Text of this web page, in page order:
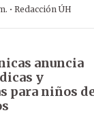
· Redacción ÚH
anuncia
y
para niños